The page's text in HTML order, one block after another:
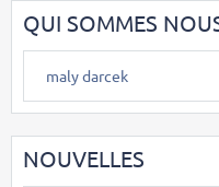
QUI SOMMES
maly darcek
NOUVELLES